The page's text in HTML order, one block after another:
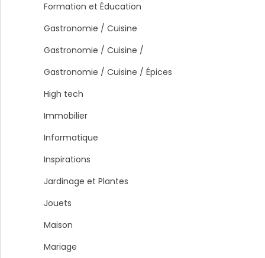
Formation et Éducation
Gastronomie / Cuisine
Gastronomie / Cuisine /
Gastronomie / Cuisine / Épices
High tech
Immobilier
Informatique
Inspirations
Jardinage et Plantes
Jouets
Maison
Mariage